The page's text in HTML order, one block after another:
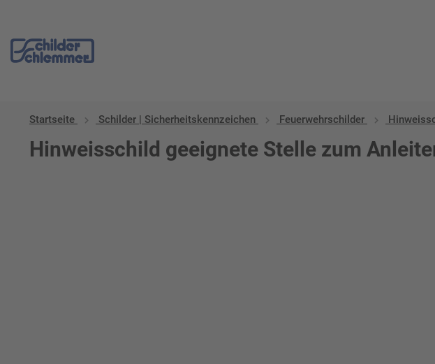
Startseite Schilder | Sicherheitskennzeichen Feuerwehrschilder
Hinweisschild geeignete Stelle zum